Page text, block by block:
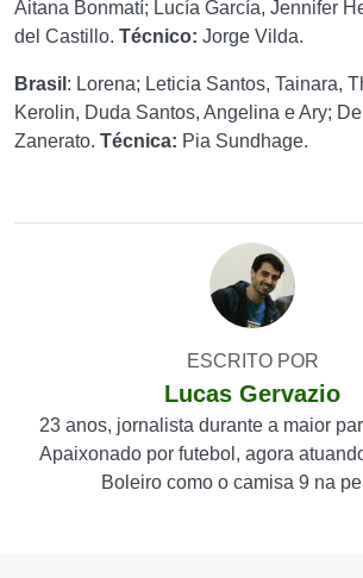
Aitana Bonmatí; Lucía García, Jennifer
del Castillo. Técnico: Jorge Vilda.
Brasil : Lorena; Leticia Santos, Tainara,
Kerolin, Duda Santos, Angelina e Ary;
Zanerato. Técnica: Pia Sundhage.
ESCRITO POR
Lucas Gervazio
23 anos, jornalista durante a maior
Apaixonado por futebol, agora
Boleiro como o camisa 9 na